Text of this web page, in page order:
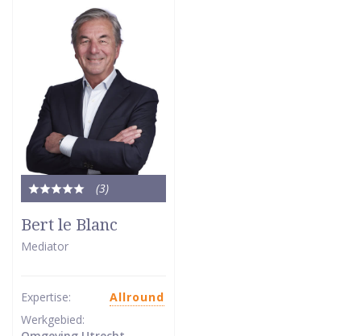
(3)
Totale
waardering:
5
van
Bert le Blanc
Mediator
Expertise:
Allround
Werkgebied: